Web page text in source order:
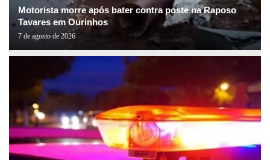
Motorista morre após bater contra poste na Raposo
Tavares em Ourinhos
7 de agosto de 2026